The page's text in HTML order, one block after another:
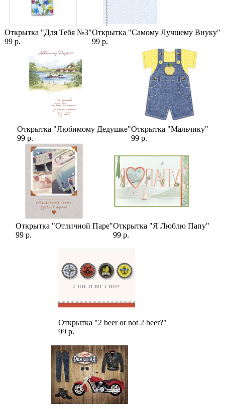
Открытка "Для Тебя №3"
99 р.
Открытка "Самому Лучшему Внуку"
99 р.
Открытка "Любимому Дедушке"
99 р.
Открытка "Мальчику"
99 р.
Открытка "Отличной Паре"
99 р.
Открытка "Я Люблю Папу"
99 р.
Открытка "2 beer or not 2 beer?"
99 р.